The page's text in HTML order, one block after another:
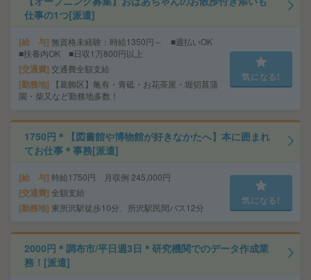
仕事の1つ[派遣]
給 与 無資格未経験：時給1350円～ ■週払いOK
■扶養内OK ■日収1万800円以上
交通費 交通費全額支給
勤務地
【葛飾区】亀有・青砥・お花茶屋・堀切菖蒲
園・柴又など勤務地多数！
気になる!
1750円＊【図書館や博物館が好きなかたへ】本に囲まれ
てお仕事＊事務[派遣]
給 与 時給1750円 月収例 245,000円
交通費 全額支給
勤務地 東所沢駅徒歩10分、所沢駅民間バス12分
気になる!
2000円＊調布市/平日週3日＊研究機関でのデータ作成業
務！[派遣]